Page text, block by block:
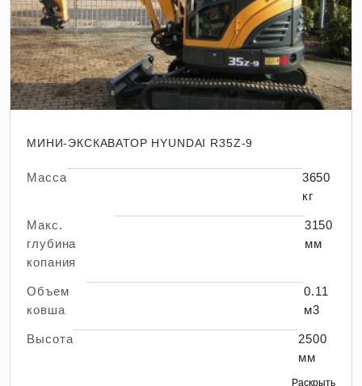
МИНИ-ЭКСКАВАТОР HYUNDAI R35Z-9
Масса
3650
кг
Макс.
глубина
копания
3150
мм
Объем
ковша
0.11
м3
Высота
2500
мм
Раскрыть